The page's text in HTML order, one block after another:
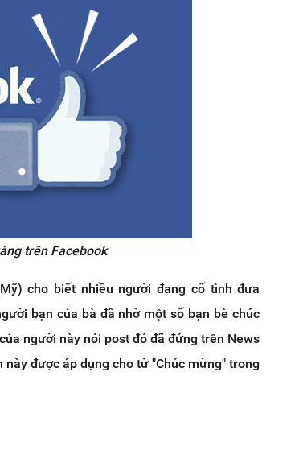
trên Facebook
cho biết nhiều người đang cố tình đưa
bạn của bà đã nhờ một số bạn bè chúc
người này nói post đó đã đứng trên News
được áp dụng cho từ "Chúc mừng" trong